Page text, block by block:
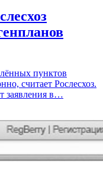
пунктов
считает Рослесхоз.
заявления в…